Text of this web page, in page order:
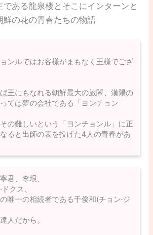
ある龍泉楼とそこにインターンと
鮮の花の青春たちの物語
ョンルではお客様がまもなく王様でござ
王にもなれる朝鮮最大の旅閣、漢陽の
ては夢の会社である「ヨンチョン
の難しいという「ヨンチョンル」に正
ると出師の表を投げた4人の青春があ
君、李垠、
クス、
唯一の相続者である千俊和(チョン·ジ
人だから。